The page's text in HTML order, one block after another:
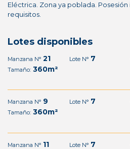
Eléctrica. Zona ya poblada.
requisitos.
Lotes disponibles
Manzana N° 21 Lote N°7
Tamaño: 360m²
Manzana N° 9 Lote N°7
Tamaño: 360m²
Manzana N° 11 Lote N°7